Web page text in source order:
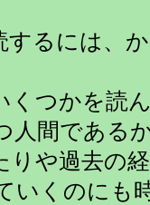
するには、
つかを読ん
人間である
や過去の経
いくのにも